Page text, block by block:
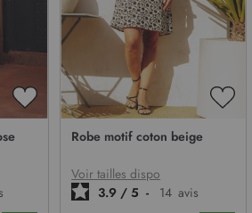
AJOUTER
D’ENVIE
Robe motif coton beige
Voir tailles dispo
3.9 / 5 - 14 avis